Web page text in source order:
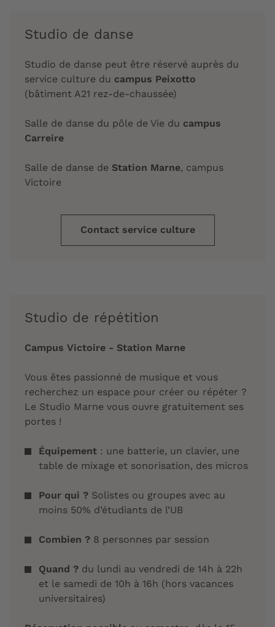
Studio de danse
Studio de danse peut être réservé auprès du
service culture du campus Peixotto
(bâtiment A21 rez-de-chaussée)
Salle de danse du pôle de Vie du campus
Carreire
Salle de danse de Station Marne, campus
Victoire
Contact service culture
Studio de répétition
Campus Victoire - Station Marne
Vous êtes passionné de musique et vous
recherchez un espace pour créer ou répéter ?
Le Studio Marne vous ouvre gratuitement ses
portes !
Équipement : une batterie, un clavier, une
table de mixage et sonorisation, des micros
Pour qui ? Solistes ou groupes avec au
moins 50% d’étudiants de l’UB
Combien ? 8 personnes par session
Quand ? du lundi au vendredi de 14h à 22h
et le samedi de 10h à 16h (hors vacances
universitaires)